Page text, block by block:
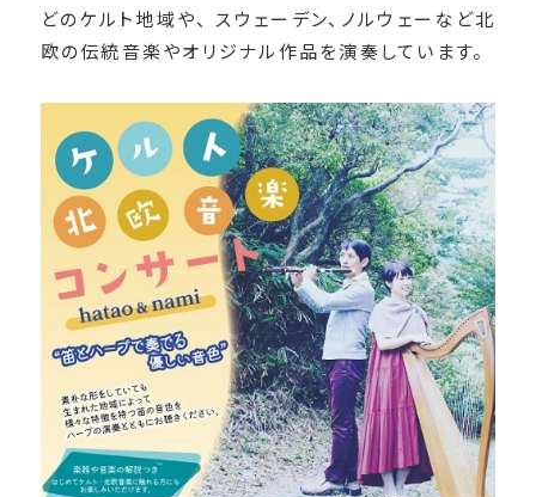
どのケルト地域や、 スウェーデン、ノルウェーなど北
欧の伝統音楽やオリジナル作品を演奏しています。